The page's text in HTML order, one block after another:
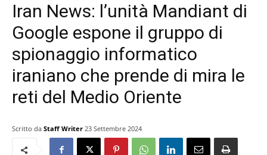
Iran News: l’unità Mandiant di
Google espone il gruppo di
spionaggio informatico
iraniano che prende di mira le
reti del Medio Oriente
Scritto da Staff Writer 23 Settembre 2024